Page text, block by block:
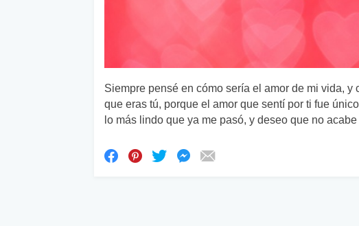
Siempre pensé en cómo sería el amor de mi vida,
que eras tú, porque el amor que sentí por ti fue
lo más lindo que ya me pasó, y deseo que no acabe